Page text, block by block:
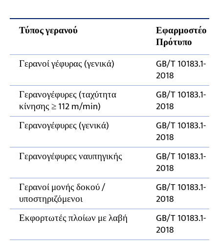
Συνιστώμενη ροή εργασίας επιθεώρησης
σιδηροτροχιάς εναέριας γερανογέφυρας
Συνέπειες Καταστάσεων Εκτός Ανοχής
Τύπος γερανού Εφαρμοστέο
Πρότυπο
Γερανοί γέφυρας (γενικά)
GB/T 10183.1-
2018
Γερανογέφυρες (ταχύτητα
κίνησης ≥ 112 m/min)
GB/T 10183.1-
2018
Γερανογέφυρες (γενικά)
GB/T 10183.1-
2018
Γερανογέφυρες ναυπηγικής
GB/T 10183.1-
2018
Γερανοί μονής δοκού /
υποστηριζόμενοι
GB/T 10183.1-
2018
Εκφορτωτές πλοίων με λαβή
GB/T 10183.1-
2018